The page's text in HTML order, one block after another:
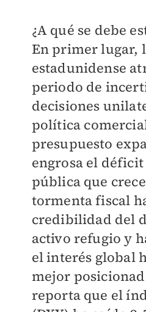
¿A qué se debe
En primer lugar,
estadunidense
periodo de
decisiones
política
presupuesto
engrosa el
pública que
tormenta fiscal
credibilidad del
activo refugio y
el interés global
mejor
reporta que el